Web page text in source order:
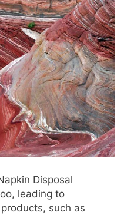
Disposal
leading to
such as